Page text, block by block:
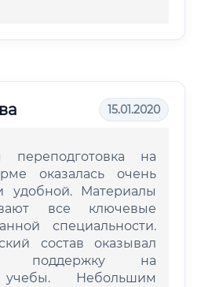
15.01.2020
переподготовка на
оказалась очень
удобной. Материалы
все ключевые
специальности.
состав оказывал
поддержку на
Небольшим